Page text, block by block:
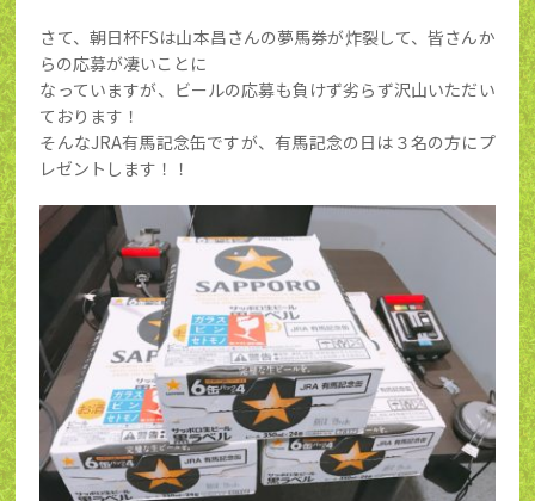
さて、朝日杯FSは山本昌さんの夢馬券が炸裂して、皆さんか
らの応募が凄いことに
なっていますが、ビールの応募も負けず劣らず沢山いただい
ております！
そんなJRA有馬記念缶ですが、有馬記念の日は３名の方にプ
レゼントします！！